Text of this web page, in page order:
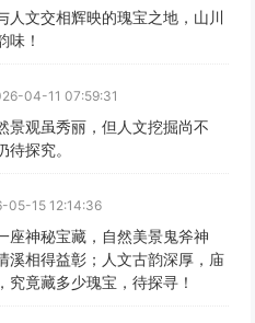
人文交相辉映的瑰宝之地，山川
味！
04-11 07:59:31
景观虽秀丽，但人文挖掘尚不
待探究。
05-15 12:14:36
座神秘宝藏，自然美景鬼斧神
溪相得益彰；人文古韵深厚，庙
究竟藏多少瑰宝，待探寻！